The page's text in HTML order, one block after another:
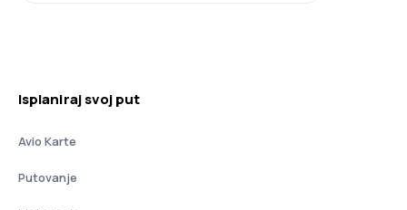
Isplaniraj svoj put
Avio Karte
Putovanje